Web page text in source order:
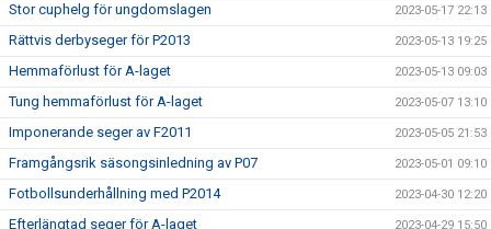
Stor cuphelg för ungdomslagen 2023-05-17 22:13
Rättvis derbyseger för P2013 2023-05-13 19:25
Hemmaförlust för A-laget 2023-05-13 09:03
Tung hemmaförlust för A-laget 2023-05-07 13:10
Imponerande seger av F2011 2023-05-05 21:53
Framgångsrik säsongsinledning av P07 2023-05-01 09:10
Fotbollsunderhållning med P2014 2023-04-30 12:20
Efterlängtad seger för A-laget 2023-04-29 15:50